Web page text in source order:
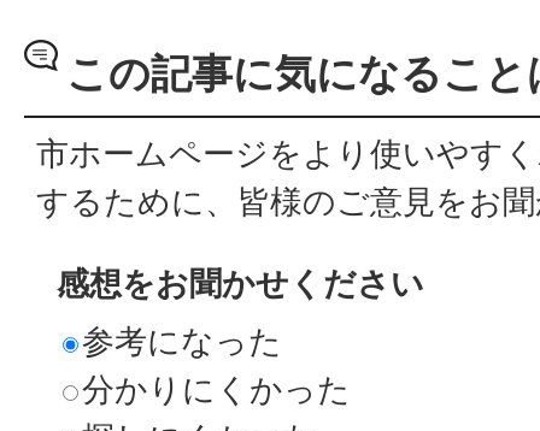
この記事に気になるこ
市ホームページをより使いやす
するために、皆様のご意見をお
感想をお聞かせください
参考になった
分かりにくかった